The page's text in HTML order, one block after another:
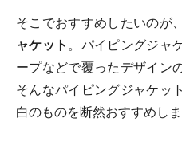
そこでおすすめしたいのが
ャケット 。パイピングジャ
ープなどで覆ったデザイン
そんなパイピングジャケッ
白のものを断然おすすめしま